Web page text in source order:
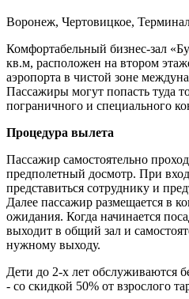
Воронеж, Чертовицкое,
Комфортабельный бизнес-зал
кв.м, расположен на втором
аэропорта в чистой зоне
Пассажиры могут попасть туда
пограничного и специального
Процедура вылета
Пассажир самостоятельно
предполетный досмотр. При
представиться сотруднику и
Далее пассажир размещается в
ожидания. Когда начинается
выходит в общий зал и
нужному выходу.
Дети до 2-х лет обслуживаются
- со скидкой 50% от взрослого